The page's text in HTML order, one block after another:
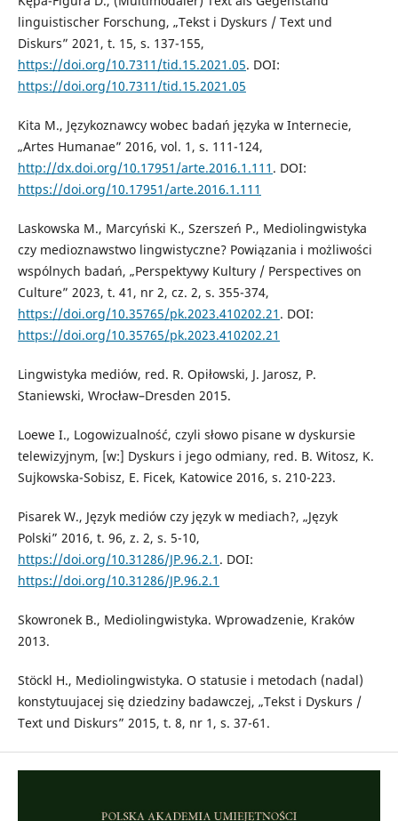
linguistischer Forschung, „Tekst i Dyskurs / Text und
Diskurs” 2021, t. 15, s. 137-155,
https://doi.org/10.7311/tid.15.2021.05. DOI:
https://doi.org/10.7311/tid.15.2021.05
Kita M., Językoznawcy wobec badań języka w Internecie,
„Artes Humanae” 2016, vol. 1, s. 111-124,
http://dx.doi.org/10.17951/arte.2016.1.111 . DOI:
https://doi.org/10.17951/arte.2016.1.111
Laskowska M., Marcyński K., Szerszeń P., Mediolingwistyka
czy medioznawstwo lingwistyczne? Powiązania i możliwości
wspólnych badań, „Perspektywy Kultury / Perspectives on
Culture” 2023, t. 41, nr 2, cz. 2, s. 355-374,
https://doi.org/10.35765/pk.2023.410202.21 . DOI:
https://doi.org/10.35765/pk.2023.410202.21
Lingwistyka mediów, red. R. Opiłowski, J. Jarosz, P.
Staniewski, Wrocław–Dresden 2015.
Loewe I., Logowizualność, czyli słowo pisane w dyskursie
telewizyjnym, [w:] Dyskurs i jego odmiany, red. B. Witosz, K.
Sujkowska-Sobisz, E. Ficek, Katowice 2016, s. 210-223.
Pisarek W., Język mediów czy język w mediach?, „Język
Polski” 2016, t. 96, z. 2, s. 5-10,
https://doi.org/10.31286/JP.96.2.1 . DOI:
https://doi.org/10.31286/JP.96.2.1
Skowronek B., Mediolingwistyka. Wprowadzenie, Kraków
2013.
Stöckl H., Mediolingwistyka. O statusie i metodach (nadal)
konstytuujacej się dziedziny badawczej, „Tekst i Dyskurs /
Text und Diskurs” 2015, t. 8, nr 1, s. 37-61.